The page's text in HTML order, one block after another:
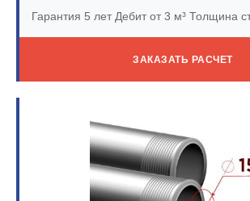
Гарантия 5 летДебит от 3 м³ Толщина
ЗАКАЗАТЬ РАСЧЕТ